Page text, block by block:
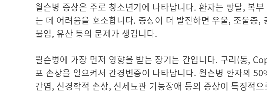
윌슨병 증상은 주로 청소년기에 나타납니다. 환자는 황달, 복
는 데 어려움을 호소합니다. 증상이 더 발전하면 우울, 조울증
불임, 유산 등의 문제가 생깁니다.
윌슨병에 가장 먼저 영향을 받는 장기는 간입니다. 구리(동,
포 손상을 일으켜서 간경변증이 나타납니다. 윌슨병 환자의
간염, 신경학적 손상, 신세뇨관 기능장애 등의 증상이 특징적